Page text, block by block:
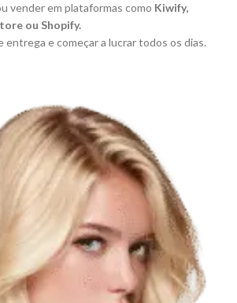
vender em plataformas como Kiwify,
ou Shopify.
entrega e começar a lucrar todos os dias.